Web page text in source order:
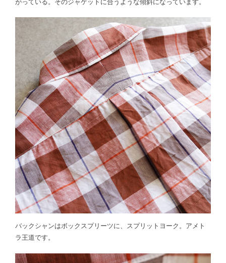
バックシャンはボックスプリーツに、スプリットヨーク。アメト
ラ王道です。